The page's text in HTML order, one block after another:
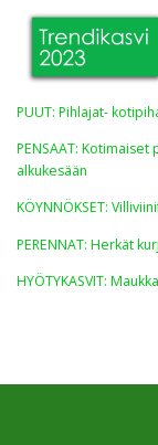
PUUT: Pihlajat-
PENSAAT:
alkukesään
KÖYNNÖKSET:
PERENNAT: Herkät
HYÖTYKASVIT: